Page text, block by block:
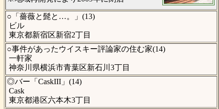
○「薔薇と髭と…。」(13)
ビル
東京都新宿区新宿2丁目
○事件があったウイスキー評論家の住む家(14)
一軒家
神奈川県横浜市青葉区新石川3丁目
◎バー「CaskIII」(14)
Cask
東京都港区六本木3丁目